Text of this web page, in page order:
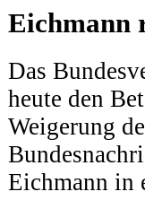
Eichmann
Das
heute den
Weigerung
Eichmann in